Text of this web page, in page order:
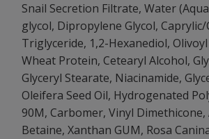
Snail Secretion Filtrate, Water
glycol, Dipropylene Glycol,
Triglyceride, 1,2-Hexanediol,
Wheat Protein, Cetearyl Alcohol,
Glyceryl Stearate, Niacinamide,
Oleifera Seed Oil, Hydrogenated
90M, Carbomer, Vinyl
Betaine, Xanthan GUM, Rosa